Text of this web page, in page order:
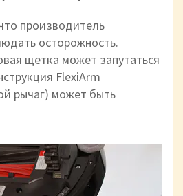
производитель
осторожность.
щетка может запутаться
FlexiArm
рычаг) может быть